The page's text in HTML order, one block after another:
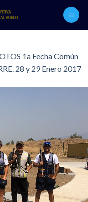
1a Fecha Común
28 y 29 Enero 2017